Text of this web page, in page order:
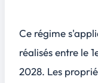
Ce régime
réalisés entre le
2028. Les